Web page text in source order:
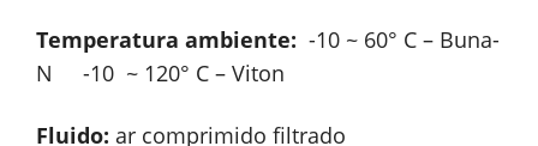
Temperatura ambiente: -10 ~ 60° C – Buna-
N -10 ~ 120° C – Viton
Fluido: ar comprimido filtrado